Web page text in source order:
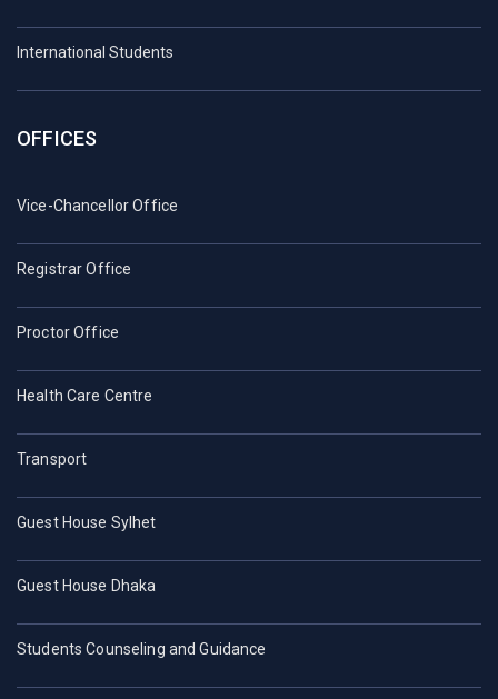
International Students
OFFICES
Vice-Chancellor Office
Registrar Office
Proctor Office
Health Care Centre
Transport
Guest House Sylhet
Guest House Dhaka
Students Counseling and Guidance